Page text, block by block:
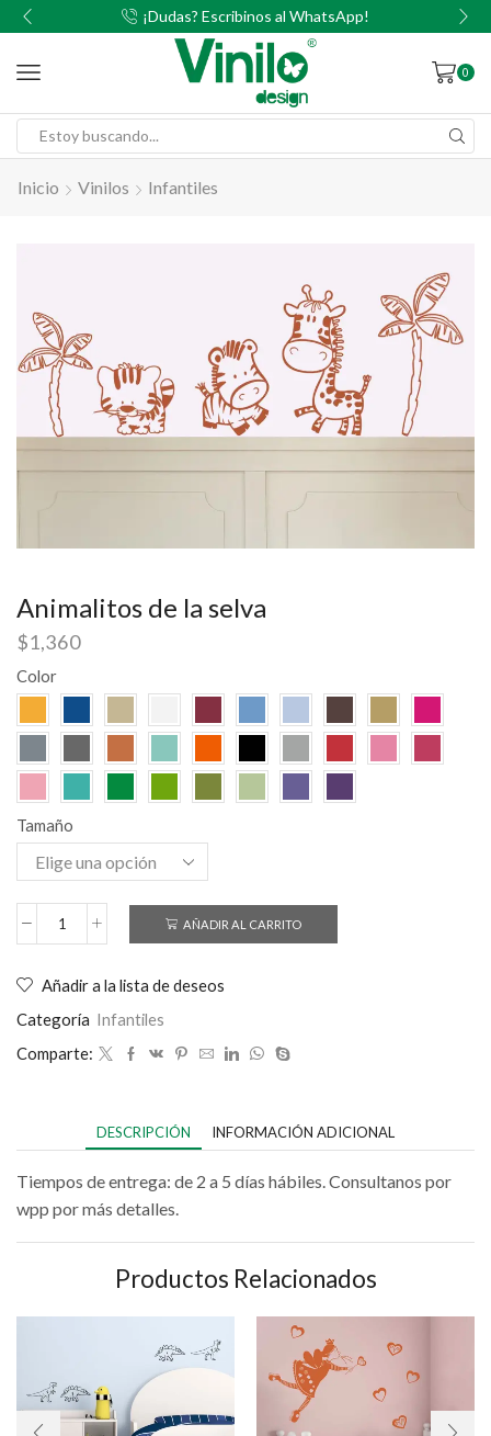
¡Dudas? Escribinos al WhatsApp!
0
Inicio Vinilos Infantiles
Animalitos de la selva
$1,360
Color
Tamaño
AÑADIR AL CARRITO
Añadir a la lista de deseos
Categoría Infantiles
Comparte:
DESCRIPCIÓN INFORMACIÓN ADICIONAL
Tiempos de entrega: de 2 a 5 días hábiles. Consultanos por
wpp por más detalles.
Productos Relacionados